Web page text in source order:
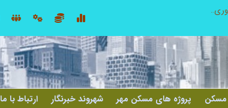
توسعه ورزش‌های رزمی و ترویج هرچه بهتر رشته‌های ورزشی، در گرو خلاقیت و نوآوری است
مسکن پروژه های مسکن مهر شهروند خبرنگار ارتباط با ما